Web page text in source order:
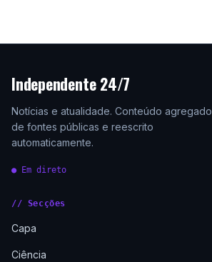
Independente 24/7
Notícias e atualidade. Conteúdo agregado
de fontes públicas e reescrito
automaticamente.
● Em direto
// Secções
Capa
Ciência